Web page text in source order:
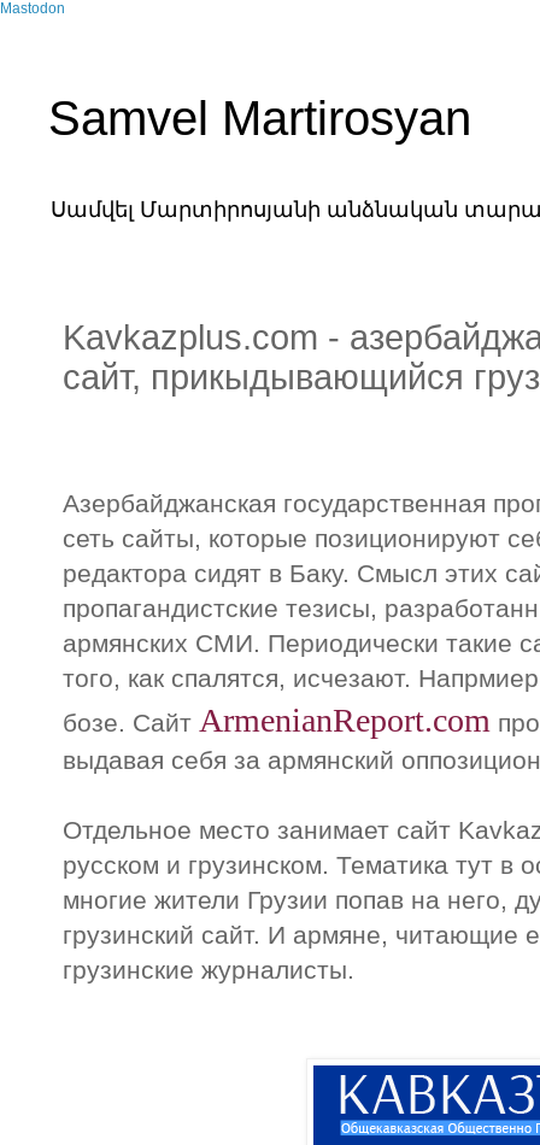
Mastodon
Samvel Martirosyan
Սամվել Մարտիրոսյանի անձնական
Kavkazplus.com -
сайт, прикыдывающийся
Азербайджанская государственная
сеть сайты, которые позиционируют
редактора сидят в Баку. Смысл этих
пропагандистские тезисы,
армянских СМИ. Периодически такие
того, как спалятся, исчезают.
бозе. Сайт ArmenianReport.com
выдавая себя за армянский
Отдельное место занимает сайт
русском и грузинском. Тематика тут в
многие жители Грузии попав на него,
грузинский сайт. И армяне, читающие
грузинские журналисты.